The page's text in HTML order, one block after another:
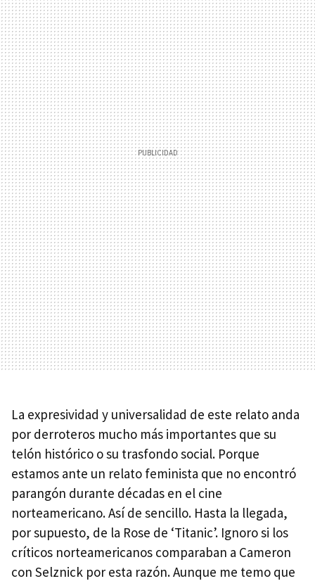
La expresividad y universalidad de este relato anda
por derroteros mucho más importantes que su
telón histórico o su trasfondo social. Porque
estamos ante un relato feminista que no encontró
parangón durante décadas en el cine
norteamericano. Así de sencillo. Hasta la llegada,
por supuesto, de la Rose de ‘Titanic’. Ignoro si los
críticos norteamericanos comparaban a Cameron
con Selznick por esta razón. Aunque me temo que